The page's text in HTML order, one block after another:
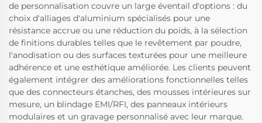
de personnalisation couvre un large éventail d'options : du
choix d'alliages d'aluminium spécialisés pour une
résistance accrue ou une réduction du poids, à la sélection
de finitions durables telles que le revêtement par poudre,
l'anodisation ou des surfaces texturées pour une meilleure
adhérence et une esthétique améliorée. Les clients peuvent
également intégrer des améliorations fonctionnelles telles
que des connecteurs étanches, des mousses intérieures sur
mesure, un blindage EMI/RFI, des panneaux intérieurs
modulaires et un gravage personnalisé avec leur marque.